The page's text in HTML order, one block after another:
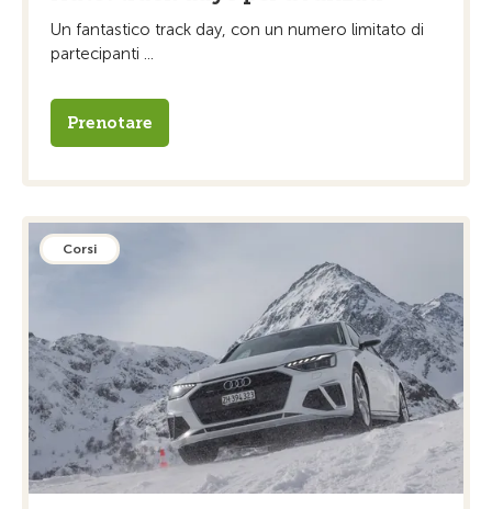
Un fantastico track day, con un numero limitato di
partecipanti ...
Prenotare
Corsi